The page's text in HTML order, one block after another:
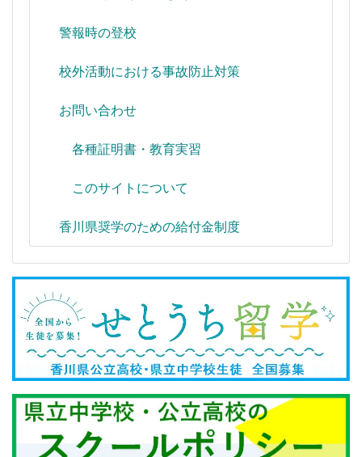
警報時の登校
校外活動における事故防止対策
お問い合わせ
各種証明書・教育実習
このサイトについて
香川県奨学のための給付金制度